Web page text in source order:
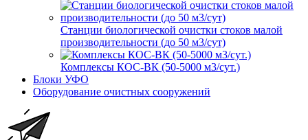
Станции биологической очистки стоков малой
производительности (до 50 м3/сут)
Комплексы КОС-ВК (50-5000 м3/сут.)
Блоки УФО
Оборудование очистных сооружений